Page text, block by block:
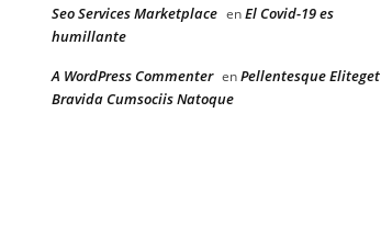
Seo Services Marketplace enEl Covid-19 es
humillante
A WordPress Commenter enPellentesque Eliteget
Bravida Cumsociis Natoque